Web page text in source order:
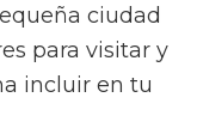
ciudad
para visitar y
incluir en tu